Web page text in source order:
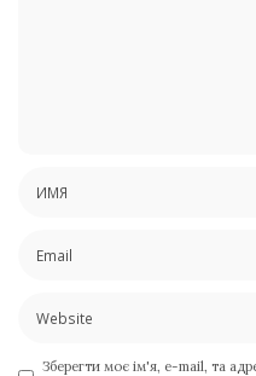
Зберегти моє ім'я, e-mail, та